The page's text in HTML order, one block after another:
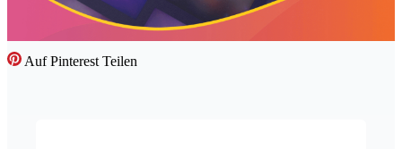
Auf Pinterest Teilen